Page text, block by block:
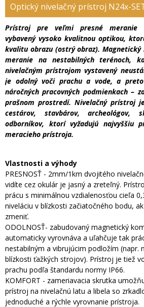
Optický nivelačný prístroj N24x-
Prístroj pre veľmi presné meranie
vybavený vysoko kvalitnou optikou,
kvalitu obrazu (ostrý obraz). Magnetický
meranie na nestabilných terénoch,
nivelačným prístrojom vystavený
je odolný voči prachu a vode, a
náročných pracovných podmienkach –
prašnom prostredí. Nivelačný prístroj
cestárov, stavbárov, archeológov,
odborníkov, ktorí vyžadujú najvyššiu
meracieho prístroja.
Vlastnosti a výhody
PRESNOSŤ - 2mm/1km dvojitého
vidíte cez okulár je jasný a zreteľný.
prácu s minimálnou vzdialenosťou cieľa
niveláciu v blízkosti začiatočného bodu,
zmeniť.
ODOLNOSŤ- zabudovaný magnetický
automaticky vyrovnáva a uľahčuje tak
nestabilným a vibrujúcim podložím (napr.
blízkosti ťažkých strojov). Prístroj je tiež
prachu podľa štandardu normy IP66.
KOMFORT - zameriavacia skrutka
prístroj na nivelačnú latu a libela so
jednoduché a rýchle vyrovnanie prístroja.